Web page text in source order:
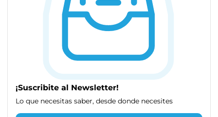
¡Suscribite al Newsletter!
Lo que necesitas saber, desde donde necesites